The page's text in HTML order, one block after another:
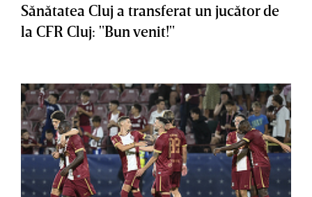
Sănătatea Cluj a transferat un jucător de
la CFR Cluj: "Bun venit!"